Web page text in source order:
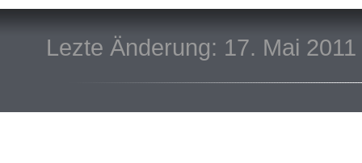
Lezte Änderung: 17. Mai